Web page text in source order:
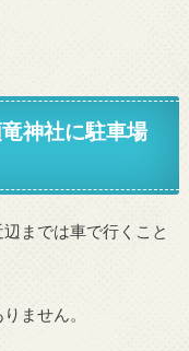
神社に駐車場
までは車で行くこと
ません。